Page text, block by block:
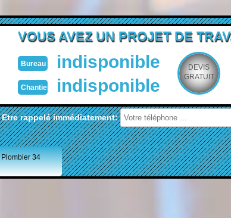
VOUS AVEZ UN PROJET DE
Bureau indisponible
Chantier indisponible
DEVIS
GRATUIT
Etre rappelé immédiatement:
Plombier 34